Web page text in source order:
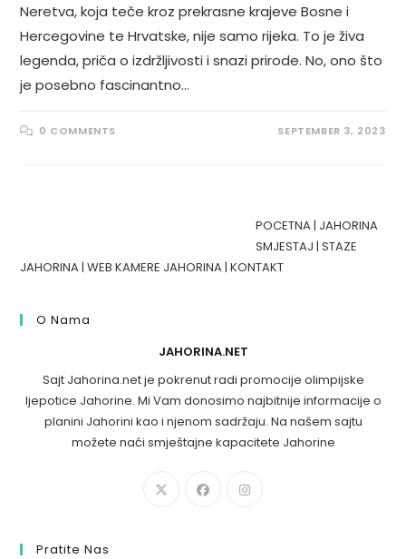
Neretva, koja teče kroz prekrasne krajeve Bosne i
Hercegovine te Hrvatske, nije samo rijeka. To je živa
legenda, priča o izdržljivosti i snazi prirode. No, ono što
je posebno fascinantno…
0 COMMENTS SEPTEMBER 3, 2023
POCETNA| JAHORINA
SMJESTAJ |STAZE
JAHORINA|WEB KAMERE JAHORINA|KONTAKT
O Nama
JAHORINA.NET
Sajt Jahorina.net je pokrenut radi promocije olimpijske
ljepotice Jahorine. Mi Vam donosimo najbitnije informacije o
planini Jahorini kao i njenom sadržaju. Na našem sajtu
možete naći smještajne kapacitete Jahorine
Pratite Nas